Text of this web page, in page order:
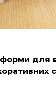
форми для